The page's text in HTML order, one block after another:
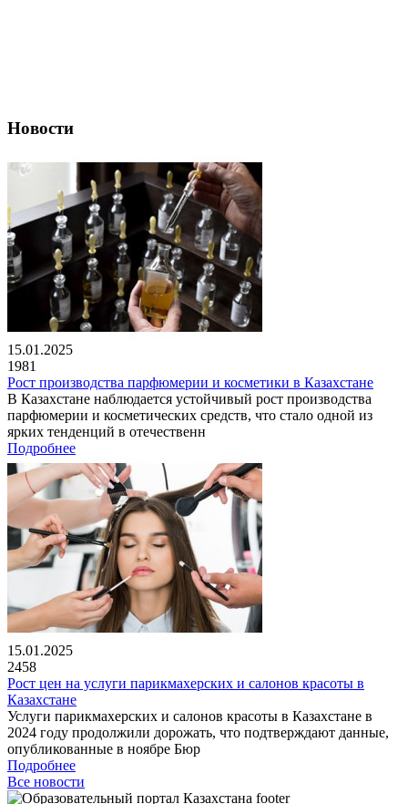
Новости
15.01.2025
1981
Рост производства парфюмерии и косметики в Казахстане
В Казахстане наблюдается устойчивый рост производства
парфюмерии и косметических средств, что стало одной из
ярких тенденций в отечественн
Подробнее
15.01.2025
2458
Рост цен на услуги парикмахерских и салонов красоты в
Казахстане
Услуги парикмахерских и салонов красоты в Казахстане в
2024 году продолжили дорожать, что подтверждают данные,
опубликованные в ноябре Бюр
Подробнее
Все новости